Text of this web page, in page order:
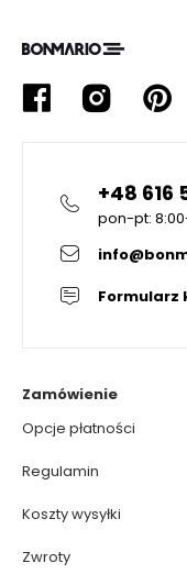
+48 616
pon-pt:
Formularz
Zamówienie
Opcje płatności
Regulamin
Koszty wysyłki
Zwroty